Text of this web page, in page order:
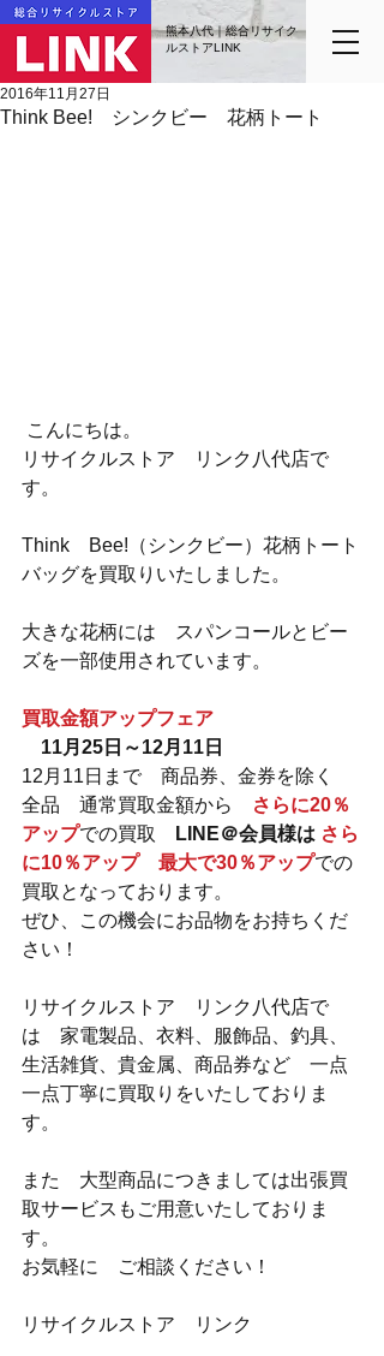
熊本八代｜総合リサイク
ルストアLINK
Think Bee! シンクビー 花柄トート
2016年11月27日
こんにちは。
リサイクルストア　リンク八代店で
す。
Think　Bee!（シンクビー）花柄トート
バッグを買取りいたしました。
大きな花柄には　スパンコールとビー
ズを一部使用されています。
買取金額アップフェア
11月25日～12月11日
12月11日まで　商品券、金券を除く
全品　通常買取金額から
さらに20％
アップでの買取 LINE＠会員様は さら
に10％アップ　最大で30％アップでの
買取となっております。
ぜひ、この機会にお品物をお持ちくだ
さい！
リサイクルストア　リンク八代店で
は　家電製品、衣料、服飾品、釣具、
生活雑貨、貴金属、商品券など　一点
一点丁寧に買取りをいたしておりま
す。
また　大型商品につきましては出張買
取サービスもご用意いたしておりま
す。
お気軽に　ご相談ください！
リサイクルストア　リンク